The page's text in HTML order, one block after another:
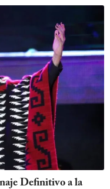
Definitivo a la